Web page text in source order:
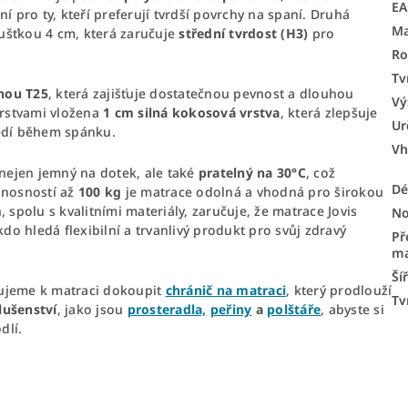
pro ty, kteří preferují tvrdší povrchy na spaní. Druhá
4 cm, která zaručujestřední tvrdost (H3) pro
T25, která zajišťuje dostatečnou pevnost a dlouhou
vložena 1 cm silná kokosová vrstva, která zlepšuje
během spánku.
jemný na dotek, ale také pratelný na 30°C, což
až 100 kg je matrace odolná a vhodná pro širokou
s kvalitními materiály, zaručuje, že matrace Jovis
hledá flexibilní a trvanlivý produkt pro svůj zdravý
k matraci dokoupit chránič na matraci, který prodlouží
, jako jsou prosteradla, peřiny a polštáře, abyste si